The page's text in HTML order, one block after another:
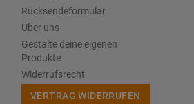
Rücksendeformular
Über uns
Gestalte deine eigenen
Produkte
Widerrufsrecht
VERTRAG WIDERRUFEN